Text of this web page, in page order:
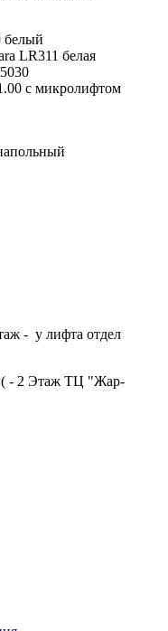
белый
LR311 белая
с микролифтом
- у лифта отдел
( - 2 Этаж ТЦ "Жар-